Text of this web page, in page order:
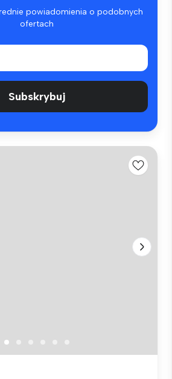
powiadomienia o podobnych
ofertach
Subskrybuj